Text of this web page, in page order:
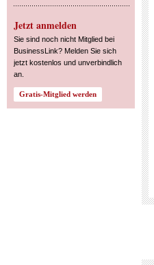
Jetzt anmelden
Sie sind noch nicht Mitglied bei
BusinessLink? Melden Sie sich
jetzt kostenlos und unverbindlich
an.